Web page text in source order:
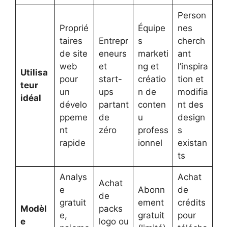
Utilisa
teur
idéal
Proprié
taires
de site
web
pour
un
dévelo
ppeme
nt
rapide
Entrepr
eneurs
et
start-
ups
partant
de
zéro
Équipe
s
marketi
ng et
créatio
n de
conten
u
profess
ionnel
Person
nes
cherch
ant
l’inspira
tion et
modifia
nt des
design
s
existan
ts
Modèl
e
Analys
e
gratuit
e,
Achat
de
packs
logo ou
Abonn
ement
gratuit
Achat
de
crédits
pour